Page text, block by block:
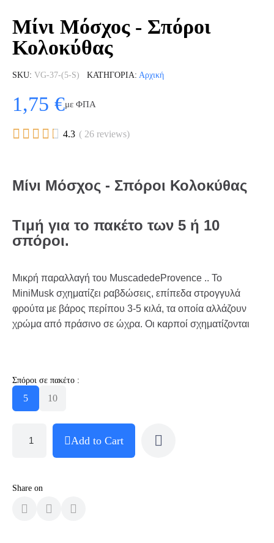
Μίνι Μόσχος - Σπόροι
Κολοκύθας
SKU VG-37-(5-S) ΚΑΤΗΓΟΡΊΑ Αρχική
1,75 €με ΦΠΑ
     4.3 ( 26 reviews)
Μίνι Μόσχος - Σπόροι Κολοκύθας
Τιμή για το πακέτο των 5 ή 10
σπόροι.
Μικρή παραλλαγή του MuscadedeProvence .. Το
MiniMusk σχηματίζει ραβδώσεις, επίπεδα στρογγυλά
φρούτα με βάρος περίπου 3-5 κιλά, τα οποία αλλάζουν
χρώμα από πράσινο σε ώχρα. Οι καρποί σχηματίζονται
Σπόροι σε πακέτο :
5 10
Add to Cart
Share on